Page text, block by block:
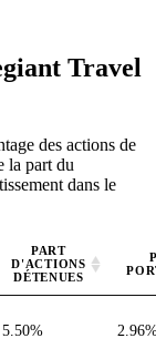
Travel
des actions de
la part du
dans le
PART
D'ACTIONS
DÉTENUES
5.50%